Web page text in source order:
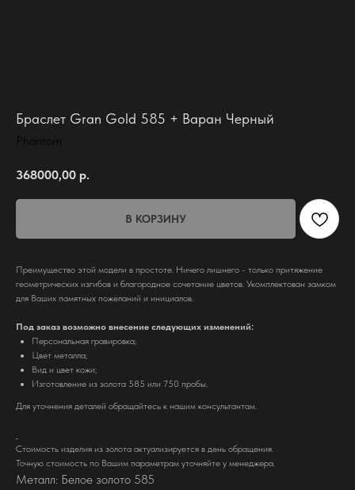
Браслет Gran Gold 585 + Варан Черный
Phantom
368000,00 р.
В КОРЗИНУ
Преимущество этой модели в простоте. Ничего лишнего - только притяжение
геометрических изгибов и благородное сочетание цветов. Укомплектован замком
для Ваших памятных пожеланий и инициалов.
Под заказ возможно внесение следующих изменений:
Персональная гравировка;
Цвет металла;
Вид и цвет кожи;
Изготовление из золота 585 или 750 пробы.
Для уточнения деталей обращайтесь к нашим консультантам.
Стоимость изделия из золота актуализируется в день обращения.
Точную стоимость по Вашим параметрам уточняйте у менеджера.
Металл: Белое золото 585